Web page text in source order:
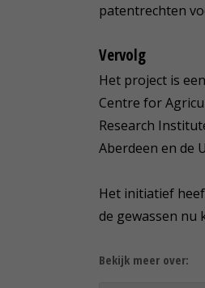
patentrechten
Vervolg
Het project is
Centre for
Research
Aberdeen en de
Het initiatief
de gewassen nu
Bekijk meer over: